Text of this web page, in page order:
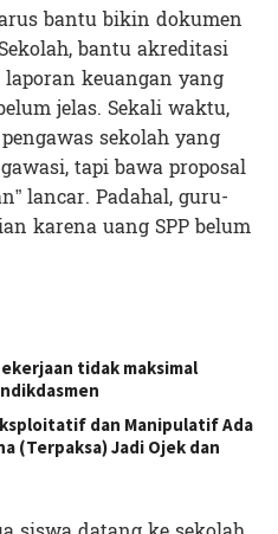
bantu bikin dokumen
bantu akreditasi
keuangan yang
jelas. Sekali waktu,
sekolah yang
tapi bawa proposal
lancar. Padahal, guru-
karena uang SPP belum
tidak maksimal
dan Manipulatif Ada
(Terpaksa) Jadi Ojek dan